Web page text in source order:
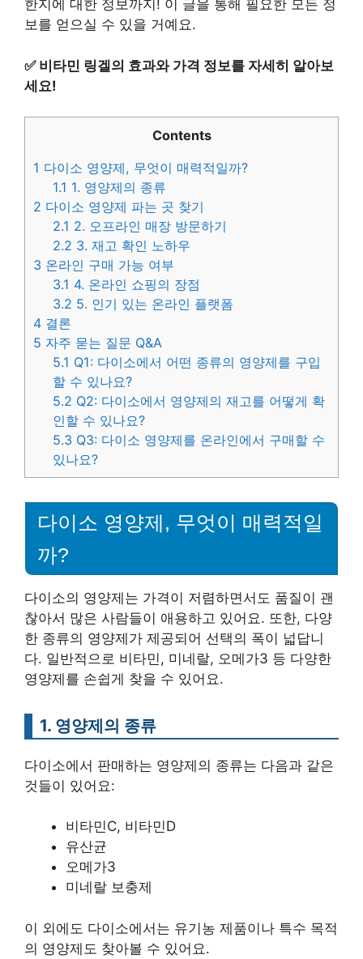
한지에 대한 정보까지! 이 글을 통해 필요한 모든 정
보를 얻으실 수 있을 거예요.
✅ 비타민 링겔의 효과와 가격 정보를 자세히 알아보
세요!
Contents
1 다이소 영양제, 무엇이 매력적일까?
1.1 1. 영양제의 종류
2 다이소 영양제 파는 곳 찾기
2.1 2. 오프라인 매장 방문하기
2.2 3. 재고 확인 노하우
3 온라인 구매 가능 여부
3.1 4. 온라인 쇼핑의 장점
3.2 5. 인기 있는 온라인 플랫폼
4 결론
5 자주 묻는 질문 Q&A
5.1 Q1: 다이소에서 어떤 종류의 영양제를 구입
할 수 있나요?
5.2 Q2: 다이소에서 영양제의 재고를 어떻게 확
인할 수 있나요?
5.3 Q3: 다이소 영양제를 온라인에서 구매할 수
있나요?
다이소 영양제, 무엇이 매력적일
까?
다이소의 영양제는 가격이 저렴하면서도 품질이 괜
찮아서 많은 사람들이 애용하고 있어요. 또한, 다양
한 종류의 영양제가 제공되어 선택의 폭이 넓답니
다. 일반적으로 비타민, 미네랄, 오메가3 등 다양한
영양제를 손쉽게 찾을 수 있어요.
1. 영양제의 종류
다이소에서 판매하는 영양제의 종류는 다음과 같은
것들이 있어요:
비타민C, 비타민D
유산균
오메가3
미네랄 보충제
이 외에도 다이소에서는 유기농 제품이나 특수 목적
의 영양제도 찾아볼 수 있어요.